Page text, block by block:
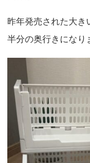
昨年発売された大き
半分の奥行きになり